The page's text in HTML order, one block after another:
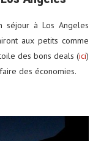
séjour à Los Angeles
aux petits comme
des bons deals (ici)
des économies.